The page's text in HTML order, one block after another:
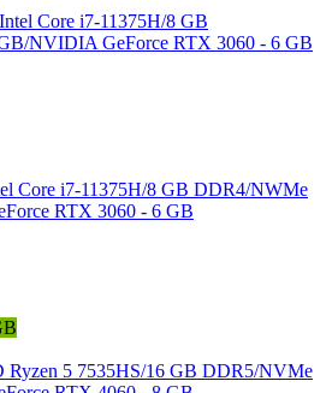
Core i7-11375H/8 GB DDR4/NWMe
RTX 3060 - 6 GB